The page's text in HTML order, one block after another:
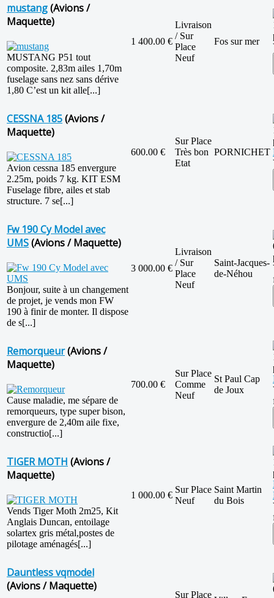
mustang(Avions /
Maquette)
MUSTANG P51 tout
composite. 2,83m ailes 1,70m
fuselage sans nez sans dérive
1,80 C’est un kit alle[...]
1 400.00 €
Livraison
/ Sur
Place
Neuf
Fos sur mer
CESSNA 185(Avions /
Maquette)
Avion cessna 185 envergure
2.25m, poids 7 kg. KIT ESM
Fuselage fibre, ailes et stab
structure. 7 se[...]
600.00 €
Sur Place
Très bon
Etat
PORNICHET
Fw 190 Cy Model avec
UMS(Avions / Maquette)
Bonjour, suite à un changement
de projet, je vends mon FW
190 à finir de monter. Il dispose
de s[...]
3 000.00 €
Livraison
/ Sur
Place
Neuf
Saint-Jacques-
de-Néhou
Remorqueur(Avions /
Maquette)
Cause maladie, me sépare de
remorqueurs, type super bison,
envergure de 2,40m aile fixe,
constructio[...]
700.00 €
Sur Place
Comme
Neuf
St Paul Cap
de Joux
TIGER MOTH (Avions /
Maquette)
Vends Tiger Moth 2m25, Kit
Anglais Duncan, entoilage
solartex gris métal,postes de
pilotage aménagés[...]
1 000.00 €
Sur Place
Neuf
Saint Martin
du Bois
Dauntless vqmodel
(Avions / Maquette)
Sur Place